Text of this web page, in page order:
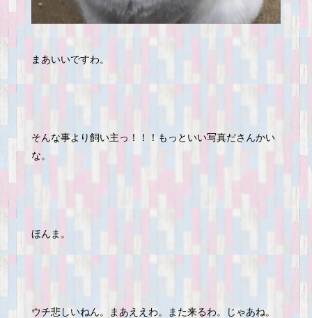
まあいいですわ。
そんな事より飼い主っ！！！もっといい写真ださんかい
な。
ほんま。
ウチ悲しいねん。まあええわ。また来るわ。じゃあね。